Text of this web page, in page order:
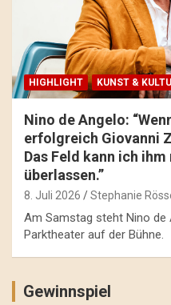
HIGHLIGHT KUNST &
Nino de Angelo:
erfolgreich Giovanni
Das Feld kann ich
überlassen.”
8. Juli 2026 Stephanie
Am Samstag steht Nino de
Parktheater auf der Bühne.
Gewinnspiel